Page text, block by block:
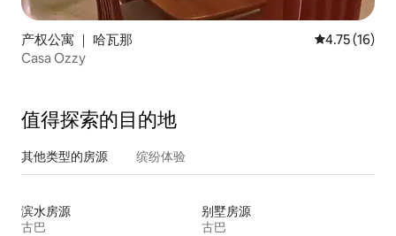
产权公寓 ｜ 哈瓦那 平均评分
4.75 (16)
Casa Ozzy
值得探索的目的地
其他类型的房源 缤纷体验
滨水房源
古巴
别墅房源
古巴